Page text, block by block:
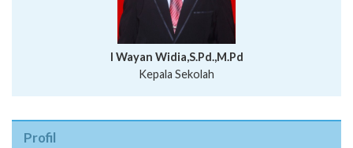
I Wayan Widia,S.Pd.,M.Pd
Kepala Sekolah
Profil